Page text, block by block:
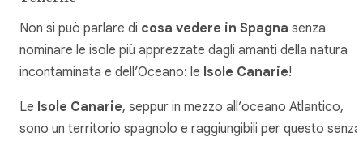
Non si può parlare di cosa vedere in Spagna senza
nominare le isole più apprezzate dagli amanti della natura
incontaminata e dell’Oceano: le Isole Canarie!
Le Isole Canarie, seppur in mezzo all’oceano Atlantico,
sono un territorio spagnolo e raggiungibili per questo senza